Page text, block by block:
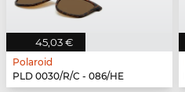
45,03 €
Polaroid
PLD 0030/R/C - 086/HE